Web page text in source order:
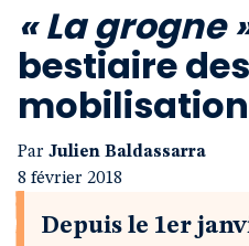
« La grogne
bestiaire des
Par Julien Baldassarra
8 février 2018
Depuis le 1er